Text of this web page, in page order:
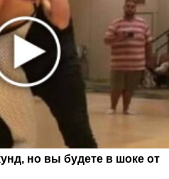
но вы будете в шоке от